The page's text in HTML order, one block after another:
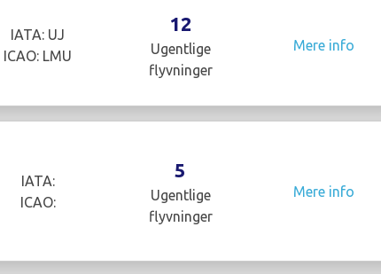
IATA: UJ
ICAO: LMU
12
Ugentlige
flyvninger
Mere info
IATA:
ICAO:
5
Ugentlige
flyvninger
Mere info